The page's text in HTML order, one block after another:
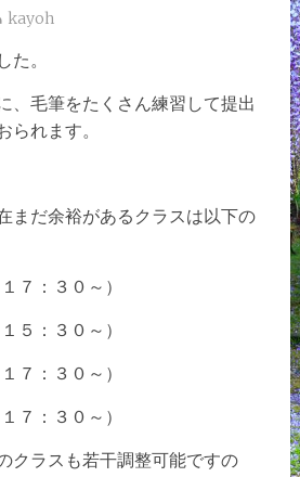
kayoh
た。
、毛筆をたくさん練習して提出
られます。
まだ余裕があるクラスは以下の
７：３０～）
５：３０～）
７：３０～）
７：３０～）
クラスも若干調整可能ですの